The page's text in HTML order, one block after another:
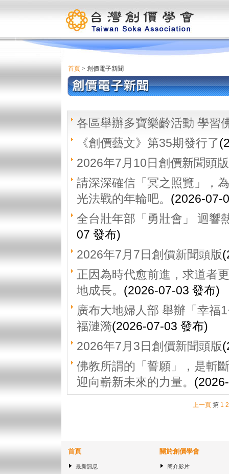
首頁> 創價電子新聞
各區舉辦多寶樂齡活動 學習
《創價藝文》第35期發行了
2026年7月10日創價新聞頭版
請深深確信「冥之照覽」，
光法戰的年輪吧。 (2026-07-
全台壯年部「勇壯會」 迴響
07 發布)
2026年7月7日創價新聞頭版
正因為時代愈前進，求道者
地成長。 (2026-07-03 發布)
廣布大地婦人部 舉辦「幸福
福漣漪(2026-07-03 發布)
2026年7月3日創價新聞頭版
佛教所謂的「誓願」，是斬
迎向嶄新未來的力量。
上一頁第 1 2
首頁
最新訊息
關於創價學會
簡介影片